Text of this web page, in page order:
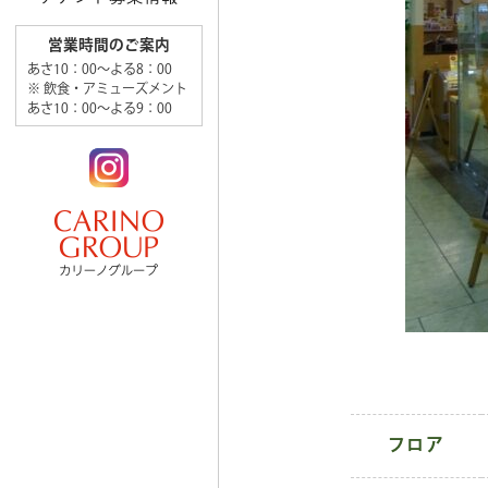
営業時間のご案内
あさ10：00～よる8：00
※ 飲食・アミューズメント
あさ10：00～よる9：00
フロア